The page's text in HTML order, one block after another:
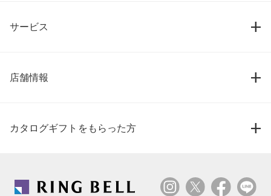
サービス
店舗情報
カタログギフトをもらった方